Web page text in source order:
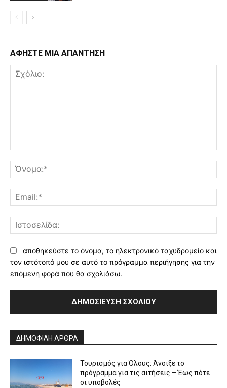
ΑΦΗΣΤΕ ΜΙΑ ΑΠΑΝΤΗΣΗ
αποθηκεύστε το όνομα, το ηλεκτρονικό ταχυδρομείο και
τον ιστότοπό μου σε αυτό το πρόγραμμα περιήγησης για την
επόμενη φορά που θα σχολιάσω.
ΔΗΜΟΦΙΛΗ ΑΡΘΡΑ
Τουρισμός για Όλους: Άνοιξε το
πρόγραμμα για τις αιτήσεις – Έως πότε
οι υποβολές